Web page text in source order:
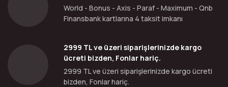
World - Bonus - Axis - Paraf - Maximum - Qnb
Finansbank kartlarına 4 taksit imkanı
2999 TL ve üzeri siparişlerinizde kargo
ücreti bizden, Fonlar hariç.
2999 TL ve üzeri siparişlerinizde kargo ücreti
bizden, Fonlar hariç.